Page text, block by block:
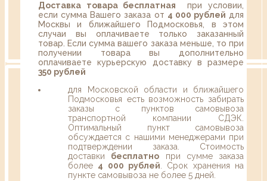
Доставка товара бесплатная при условии,
если сумма Вашего заказа от 4 000 рублей для
Москвы и ближайшего Подмосковья, в этом
случаи вы оплачиваете только заказанный
товар. Если сумма вашего заказа меньше, то при
получении товара вы дополнительно
оплачиваете курьерскую доставку в размере
350 рублей
для Московской области и ближайшего
Подмосковья есть возможность забирать
заказы с пунктов самовывоза
транспортной компании СДЭК.
Оптимальный пункт самовывоза
обсуждается с нашими менеджерами при
подтверждении заказа. Стоимость
доставки бесплатно при сумме заказа
более 4 000 рублей . Срок хранения на
пункте самовывоза не более 5 дней.